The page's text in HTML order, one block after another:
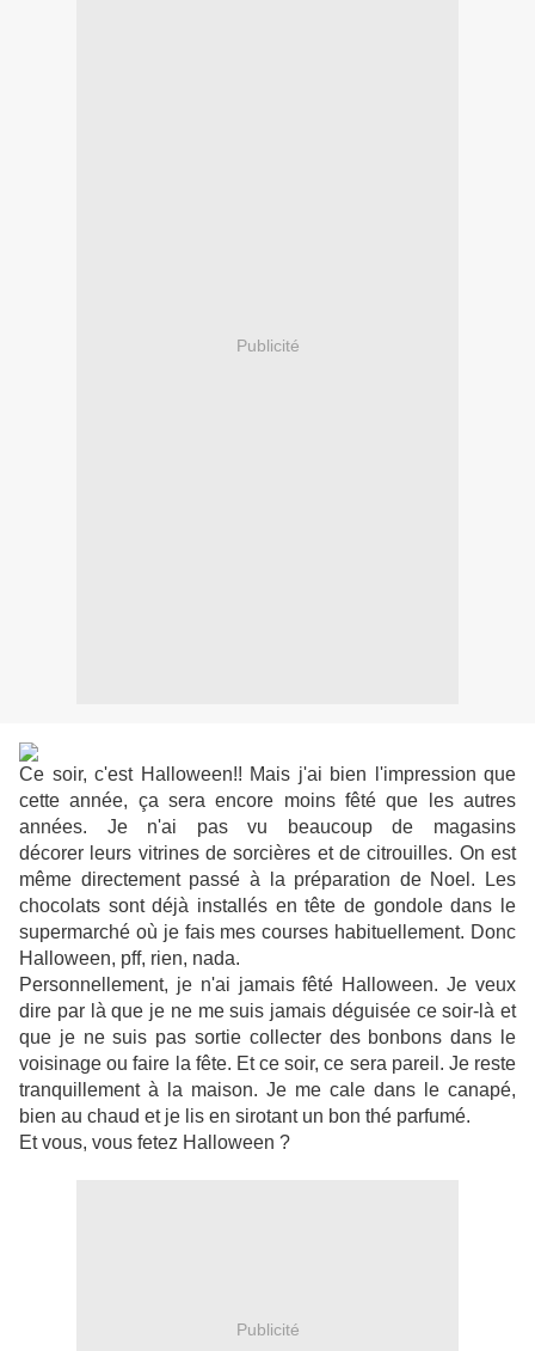
Publicité
Ce soir, c'est Halloween!! Mais j'ai bien l'impression que
cette année, ça sera encore moins fêté que les autres
années. Je n'ai pas vu beaucoup de magasins
décorer leurs vitrines de sorcières et de citrouilles. On est
même directement passé à la préparation de Noel. Les
chocolats sont déjà installés en tête de gondole dans le
supermarché où je fais mes courses habituellement. Donc
Halloween, pff, rien, nada.
Personnellement, je n'ai jamais fêté Halloween. Je veux
dire par là que je ne me suis jamais déguisée ce soir-là et
que je ne suis pas sortie collecter des bonbons dans le
voisinage ou faire la fête. Et ce soir, ce sera pareil. Je reste
tranquillement à la maison. Je me cale dans le canapé,
bien au chaud et je lis en sirotant un bon thé parfumé.
Et vous, vous fetez Halloween ?
Publicité